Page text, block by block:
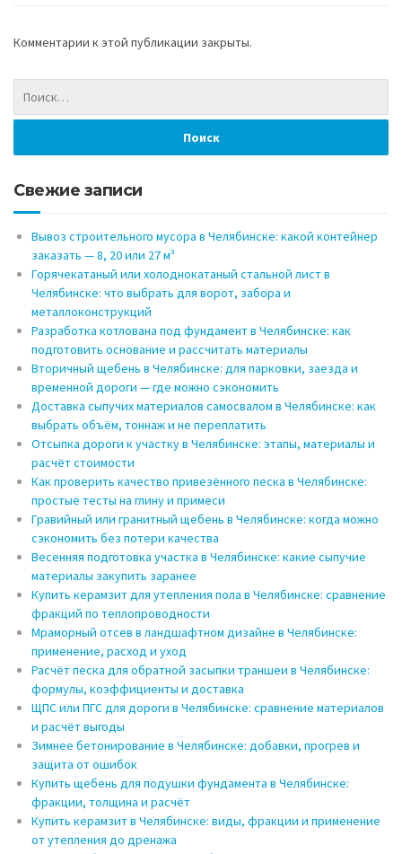
Комментарии к этой публикации закрыты.
Свежие записи
Вывоз строительного мусора в Челябинске: какой контейнер
заказать — 8, 20 или 27 м³
Горячекатаный или холоднокатаный стальной лист в
Челябинске: что выбрать для ворот, забора и
металлоконструкций
Разработка котлована под фундамент в Челябинске: как
подготовить основание и рассчитать материалы
Вторичный щебень в Челябинске: для парковки, заезда и
временной дороги — где можно сэкономить
Доставка сыпучих материалов самосвалом в Челябинске: как
выбрать объём, тоннаж и не переплатить
Отсыпка дороги к участку в Челябинске: этапы, материалы и
расчёт стоимости
Как проверить качество привезённого песка в Челябинске:
простые тесты на глину и примеси
Гравийный или гранитный щебень в Челябинске: когда можно
сэкономить без потери качества
Весенняя подготовка участка в Челябинске: какие сыпучие
материалы закупить заранее
Купить керамзит для утепления пола в Челябинске: сравнение
фракций по теплопроводности
Мраморный отсев в ландшафтном дизайне в Челябинске:
применение, расход и уход
Расчёт песка для обратной засыпки траншеи в Челябинске:
формулы, коэффициенты и доставка
ЩПС или ПГС для дороги в Челябинске: сравнение материалов
и расчёт выгоды
Зимнее бетонирование в Челябинске: добавки, прогрев и
защита от ошибок
Купить щебень для подушки фундамента в Челябинске:
фракции, толщина и расчёт
Купить керамзит в Челябинске: виды, фракции и применение
от утепления до дренажа